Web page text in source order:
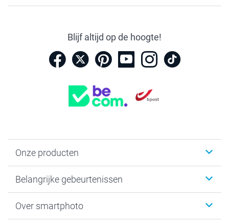
Blijf altijd op de hoogte!
Onze producten
Fotogeschenken
Fotoprints, Fotoposter & Fotoalbum met fotoprints
Belangrijke gebeurtenissen
Baby
Over smartphoto